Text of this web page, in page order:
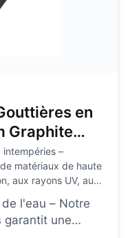
en
Graphite
de pluie
Abri de
–
matériaux de haute
aux rayons UV, aux
garantissant une
l'eau – Notre
garantit une